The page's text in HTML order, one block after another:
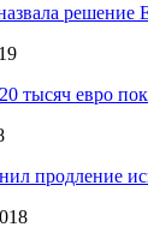
тысяч евро
продление